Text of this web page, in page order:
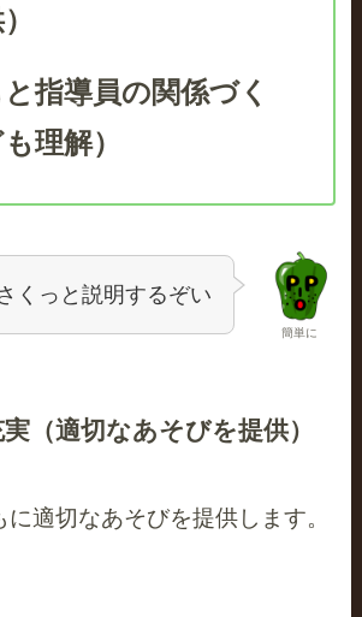
指導員の関係づく
理解）
簡単に
くっと説明するぞい
（適切なあそびを提供）
適切なあそびを提供します。